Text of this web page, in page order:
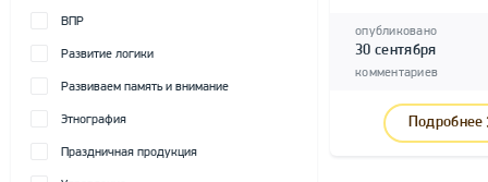
ВПР
Развитие логики
Развиваем память и внимание
Этнография
Праздничная продукция
опубликовано
30 сентября
комментариев
Подробнее